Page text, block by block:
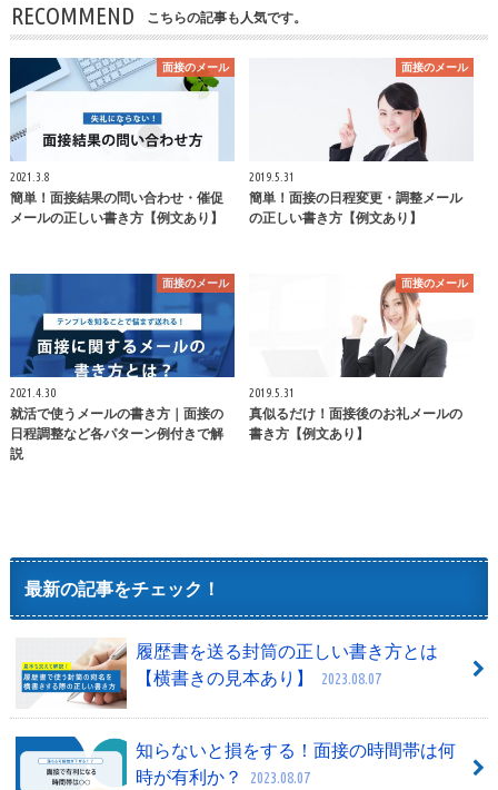
RECOMMEND こちらの記事も人気です。
面接のメール
2021.3.8
簡単！面接結果の問い合わせ・催促
メールの正しい書き方【例文あり】
面接のメール
2019.5.31
簡単！面接の日程変更・調整メール
の正しい書き方【例文あり】
面接のメール
2021.4.30
就活で使うメールの書き方｜面接の
日程調整など各パターン例付きで解
説
面接のメール
2019.5.31
真似るだけ！面接後のお礼メールの
書き方【例文あり】
最新の記事をチェック！
履歴書を送る封筒の正しい書き方とは
【横書きの見本あり】
2023.08.07
知らないと損をする！面接の時間帯は何
時が有利か？
2023.08.07